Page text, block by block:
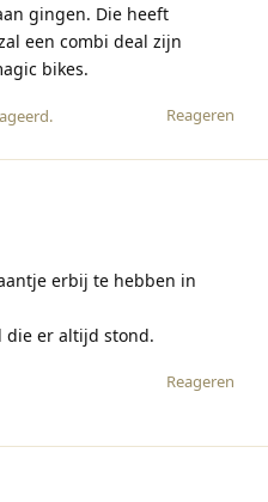
gingen. Die heeft
een combi deal zijn
bikes.
Reageren
.
erbij te hebben in
die er altijd stond.
Reageren